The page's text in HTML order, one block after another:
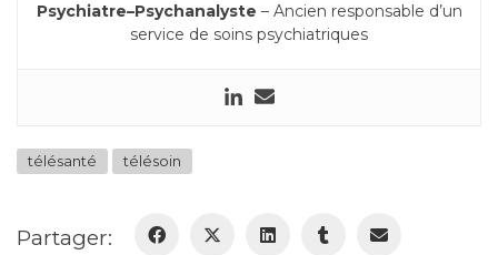
Psychiatre–Psychanalyste – Ancien responsable d’un
service de soins psychiatriques
télésanté télésoin
Partager: